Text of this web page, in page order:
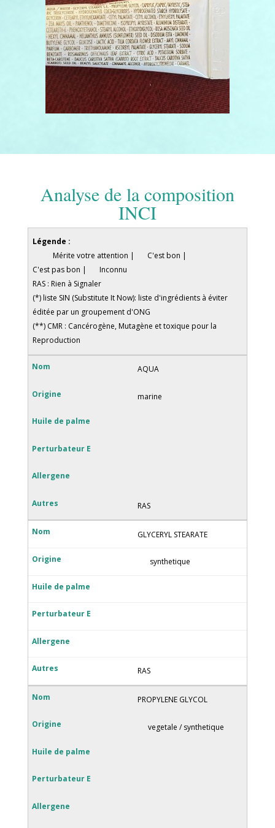
Analyse de la composition
INCI
Légende :
Mérite votre attention |
C'est bon |
C'est pas bon |
Inconnu
RAS : Rien à Signaler
(*) liste SIN (Substitute It Now): liste d'ingrédients à éviter
éditée par un groupement d'ONG
(**) CMR : Cancérogène, Mutagène et toxique pour la
Reproduction
AQUA
marine
RAS
GLYCERYL STEARATE
synthetique
RAS
PROPYLENE GLYCOL
vegetale / synthetique